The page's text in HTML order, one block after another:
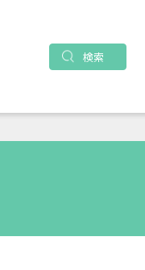
検索